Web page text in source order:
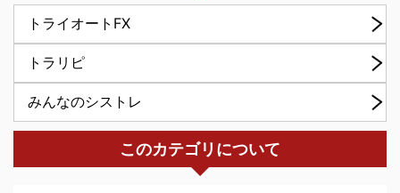
トライオートFX
トラリピ
みんなのシストレ
このカテゴリについて